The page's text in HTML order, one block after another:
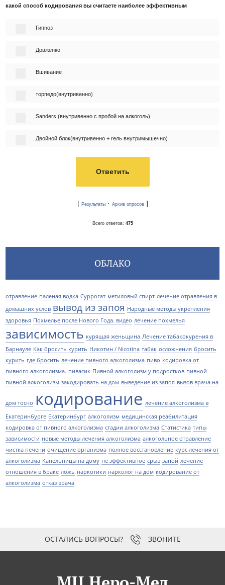
какой способ кодирования вы считаете наиболее эффективным
Гипноз
Довженко
Вшивание
торпедо(внутривенно)
Sanders (внутривенно с пробой на алкоголь)
Двойной блок(внутривенно + гель внутримышечно)
[ Результаты· Архив опросов]
Всего ответов: 475
ОБЛАКО
отравление паленая водка Суррогат метиловый спирт лечение отравления в
домашних услов вывод из запоя Народные методы укрепления
здоровья Похмелье после Нового Года. видео лечение похмелья
зависимость курящая женьщина Лечение табакокурения в
Барнауле Как бросить курить Никотин / Nicotina табак осложнения бросить
курить где бросить лечение пивного алкоголизма пиво кодировка от
пивного алкоголизма. пивасик Пивной алкоголизм у подростков пивной
пивной алкоголизм закодировать на дом выведение из запоя вызов врача на
дом тосно кодирование лечение алкоголизма в
Екатеринбурге Екатеринбург алкоголизм медицинская реабилитация
кодировка от пивного алкоголизма стадии алкоголизма Статистика типы
зависимости новые методы лечения алкоголизма алкогольное отравление
чистка печени очищение организма полное восстановление курс лечения от
алкоголизма Капельницы на дому не эффективное срыв запой лечение
отношения в браке ложь наркотики нарколог на дом кодирование от
алкоголизма отказ врача
ЗВОНИТЕ